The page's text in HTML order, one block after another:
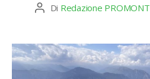
Autore
Di Redazione PROMONT